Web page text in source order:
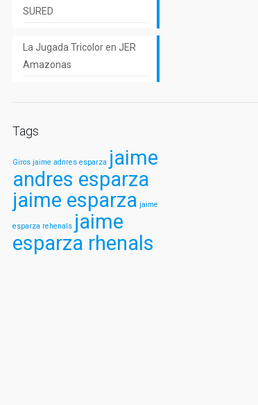
SURED
La Jugada Tricolor en JER
Amazonas
Tags
Giros jaime adnres esparza jaime
andres esparza
jaime esparza jaime
esparza rehenals jaime
esparza rhenals